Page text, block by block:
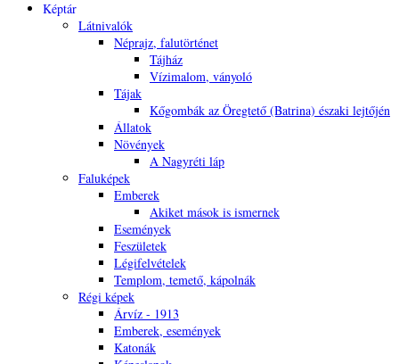
Képtár
Látnivalók
Néprajz, falutörténet
Tájház
Vízimalom, ványoló
Tájak
Kőgombák az Öregtető (Batrina) északi lejtőjén
Állatok
Növények
A Nagyréti láp
Faluképek
Emberek
Akiket mások is ismernek
Események
Feszületek
Légifelvételek
Templom, temető, kápolnák
Régi képek
Árvíz - 1913
Emberek, események
Katonák